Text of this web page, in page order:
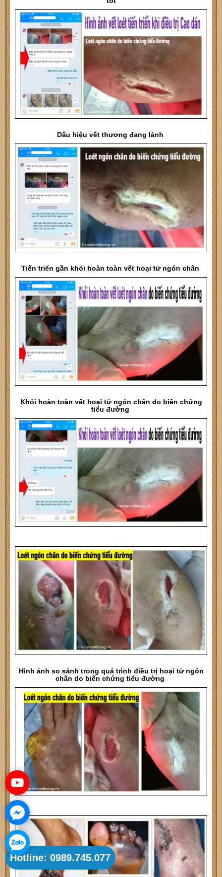
Dấu hiệu vết thương đang lành
Tiến triển gần khỏi hoàn toàn vết hoại tử ngón chân
Khỏi hoàn toàn vết hoại tử ngón chân do biến chứng
tiểu đường
Hình ảnh so sánh trong quá trình điều trị hoại tử ngón
chân do biến chứng tiểu đường
Hotline: 0989.745.077